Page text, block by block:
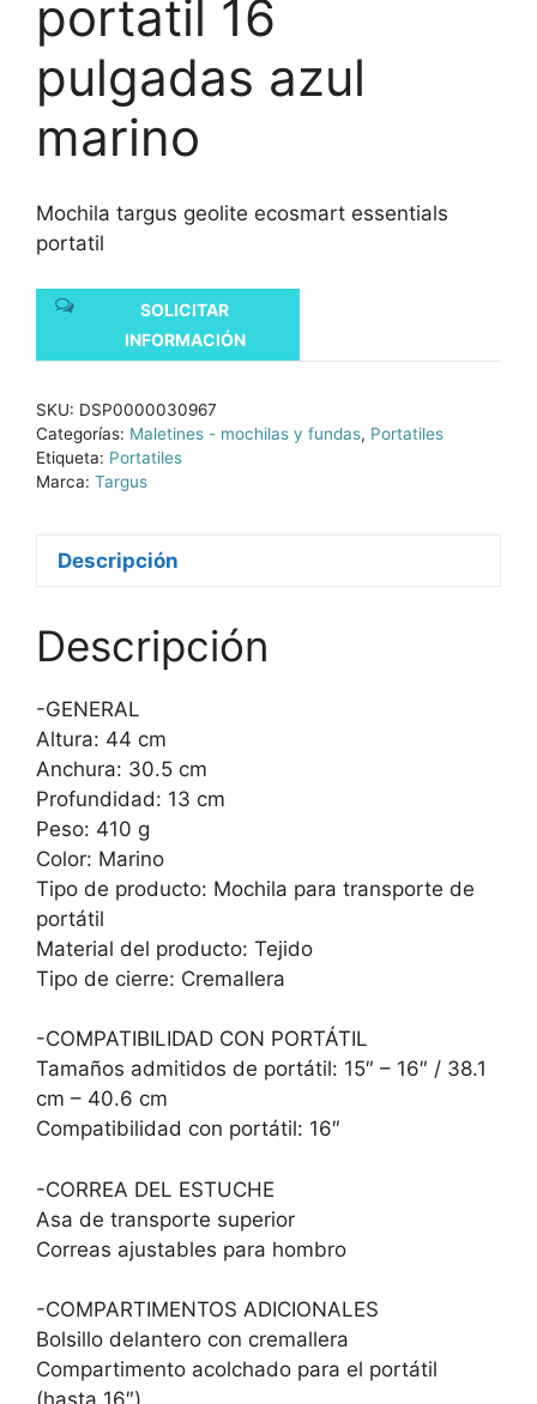
portatil 16
pulgadas azul
marino
Mochila targus geolite ecosmart essentials
portatil
SOLICITAR
INFORMACIÓN
SKU: DSP0000030967
Categorías: Maletines - mochilas y fundas, Portatiles
Etiqueta: Portatiles
Marca: Targus
Descripción
Descripción
-GENERAL
Altura: 44 cm
Anchura: 30.5 cm
Profundidad: 13 cm
Peso: 410 g
Color: Marino
Tipo de producto: Mochila para transporte de
portátil
Material del producto: Tejido
Tipo de cierre: Cremallera
-COMPATIBILIDAD CON PORTÁTIL
Tamaños admitidos de portátil: 15″ – 16″ / 38.1
cm – 40.6 cm
Compatibilidad con portátil: 16″
-CORREA DEL ESTUCHE
Asa de transporte superior
Correas ajustables para hombro
-COMPARTIMENTOS ADICIONALES
Bolsillo delantero con cremallera
Compartimento acolchado para el portátil
(hasta 16″)